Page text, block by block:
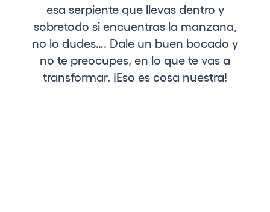
esa serpiente que llevas dentro y
sobretodo si encuentras la manzana,
no lo dudes…. Dale un buen bocado y
no te preocupes, en lo que te vas a
transformar. ¡Eso es cosa nuestra!